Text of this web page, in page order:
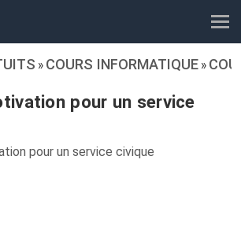
» COURS INFORMATIQUE »
pour un service